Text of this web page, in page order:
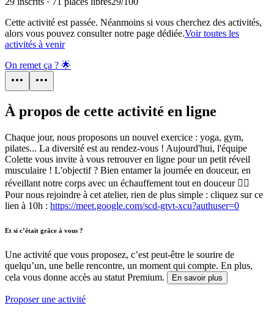
Cette activité est passée. Néanmoins si vous cherchez des activités,
alors vous pouvez consulter notre page dédiée.Voir toutes les
activités à venir
On remet ça ? 🌟
À propos de cette activité en ligne
Chaque jour, nous proposons un nouvel exercice : yoga, gym,
pilates... La diversité est au rendez-vous ! Aujourd'hui, l'équipe
Colette vous invite à vous retrouver en ligne pour un petit réveil
musculaire ! L'objectif ? Bien entamer la journée en douceur, en
réveillant notre corps avec un échauffement tout en douceur 🧘‍♀️
Pour nous rejoindre à cet atelier, rien de plus simple : cliquez sur ce
lien à 10h : https://meet.google.com/scd-gtvt-xcu?authuser=0
Et si c’était grâce à vous ?
Une activité que vous proposez, c’est peut-être le sourire de
quelqu’un, une belle rencontre, un moment qui compte. En plus,
cela vous donne accès au statut Premium.
En savoir plus
Proposer une activité